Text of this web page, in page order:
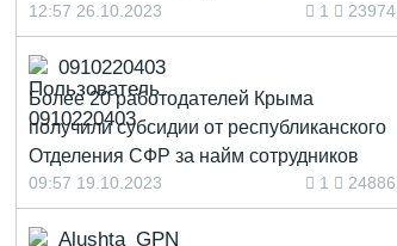
12:57 26.10.2023 1 23974
0910220403
Более 20 работодателей Крыма
получили субсидии от республиканского
Отделения СФР за найм сотрудников
09:57 19.10.2023 1 24886
Alushta_GPN